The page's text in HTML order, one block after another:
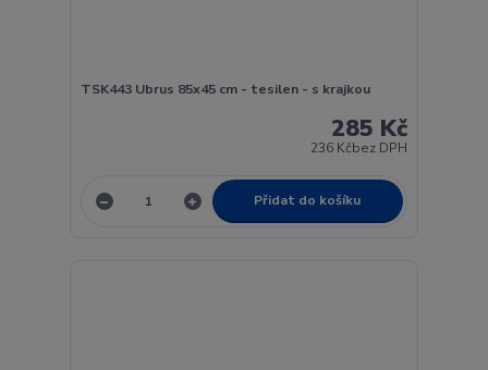
TSK443 Ubrus 85x45 cm - tesilen - s krajkou
285 Kč
236 Kčbez DPH
Přidat do košíku